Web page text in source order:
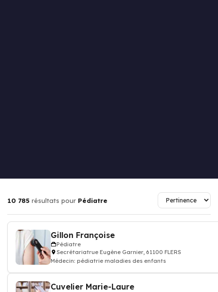
10 785 résultats pour Pédiatre
Gillon Françoise
Pédiatre
Secrétariatrue Eugène Garnier, 61100 FLERS
Médecin: pédiatrie maladies des enfants
Cuvelier Marie-Laure